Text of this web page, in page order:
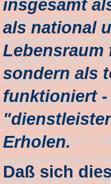
insgesamt
als national
Lebensraum
sondern als
funktioniert -
Erholen.
Daß sich